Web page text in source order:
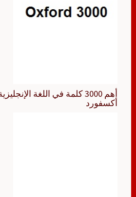
أهم 3000 كلمة في اللغة
أكسفورد